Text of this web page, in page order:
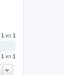
1 из 1
1 из 1